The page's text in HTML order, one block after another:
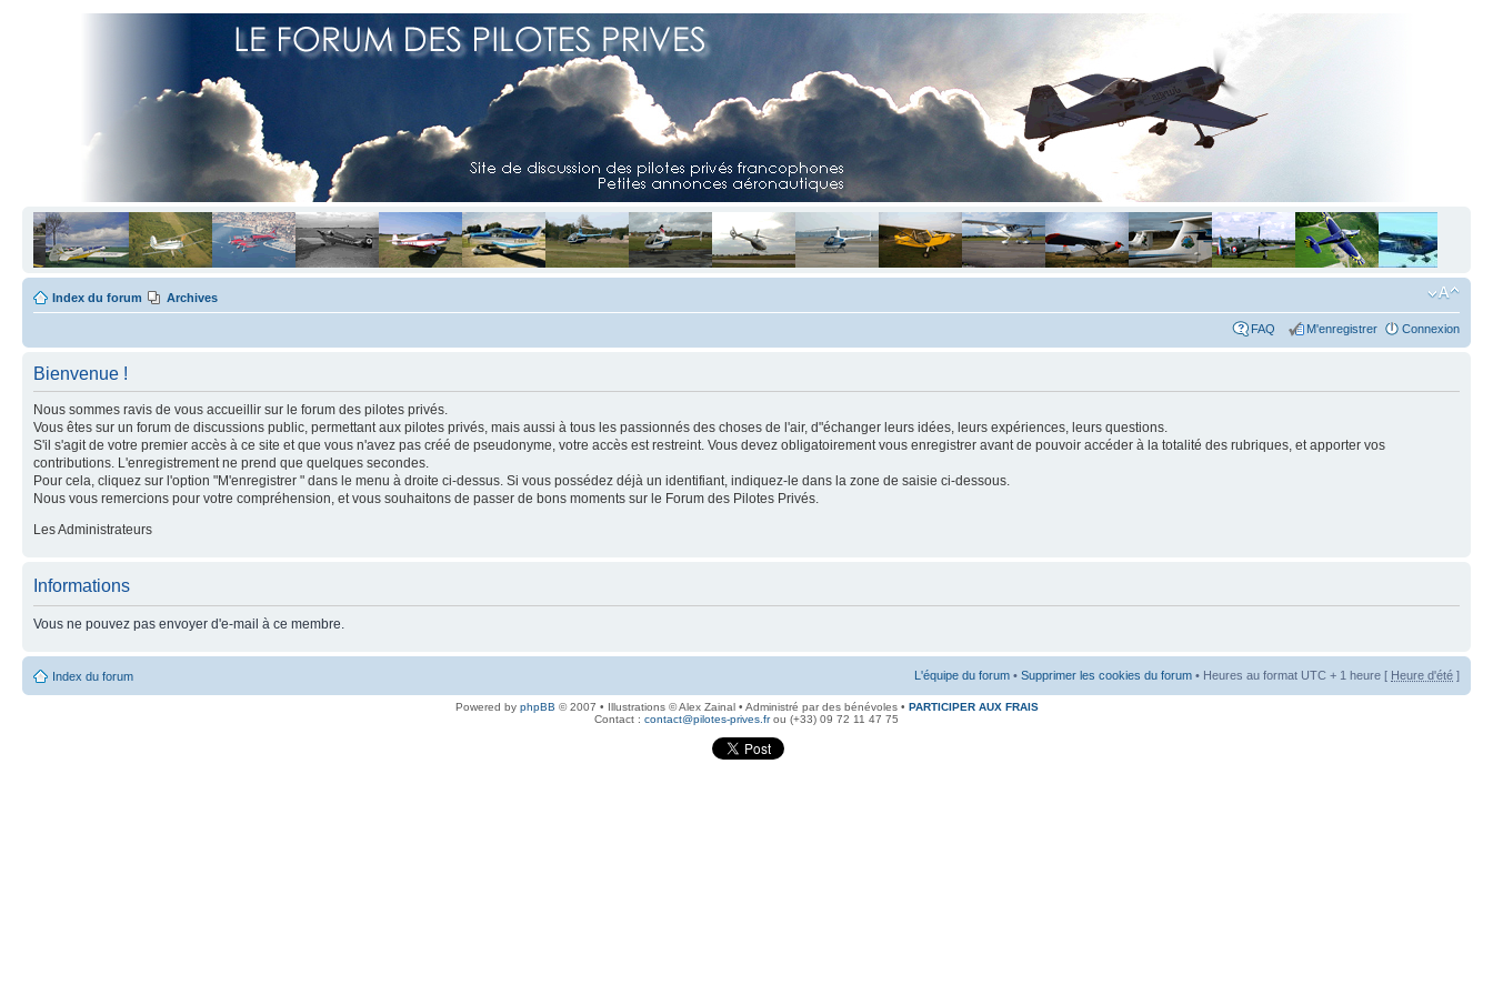
Index du forum Archives
FAQ M'enregistrer Connexion
Bienvenue !
Nous sommes ravis de vous accueillir sur le forum des pilotes privés.
Vous êtes sur un forum de discussions public, permettant aux pilotes privés, mais aussi à tous les passionnés des choses de l'air, d"échanger leurs idées, leurs expériences, leurs questions.
S'il s'agit de votre premier accès à ce site et que vous n'avez pas créé de pseudonyme, votre accès est restreint. Vous devez obligatoirement vous enregistrer avant de pouvoir accéder à la totalité des rubriques, et apporter vos
contributions. L'enregistrement ne prend que quelques secondes.
Pour cela, cliquez sur l'option "M'enregistrer " dans le menu à droite ci-dessus. Si vous possédez déjà un identifiant, indiquez-le dans la zone de saisie ci-dessous.
Nous vous remercions pour votre compréhension, et vous souhaitons de passer de bons moments sur le Forum des Pilotes Privés.
Les Administrateurs
Informations
Vous ne pouvez pas envoyer d'e-mail à ce membre.
Index du forum L'équipe du forum • Supprimer les cookies du forum • Heures au format UTC + 1 heure [ Heure d'été ]
Powered by phpBB © 2007 • Illustrations © Alex Zainal • Administré par des bénévoles • PARTICIPER AUX FRAIS
Contact : contact@pilotes-prives.frou (+33) 09 72 11 47 75